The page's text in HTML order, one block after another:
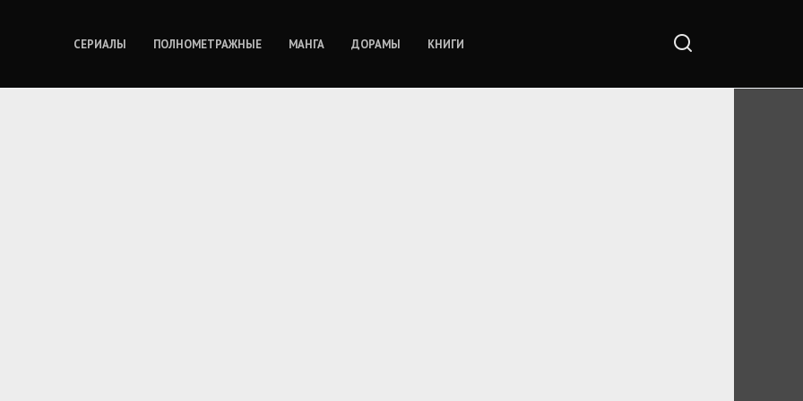
СЕРИАЛЫ ПОЛНОМЕТРАЖНЫЕ МАНГА ДОРАМЫ КНИГИ